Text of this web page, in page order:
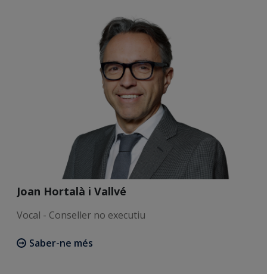
Joan Hortalà i Vallvé
Vocal - Conseller no executiu
Saber-ne més